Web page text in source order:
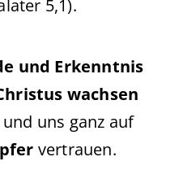
5,1).
und Erkenntnis
wachsen
uns ganz auf
vertrauen.